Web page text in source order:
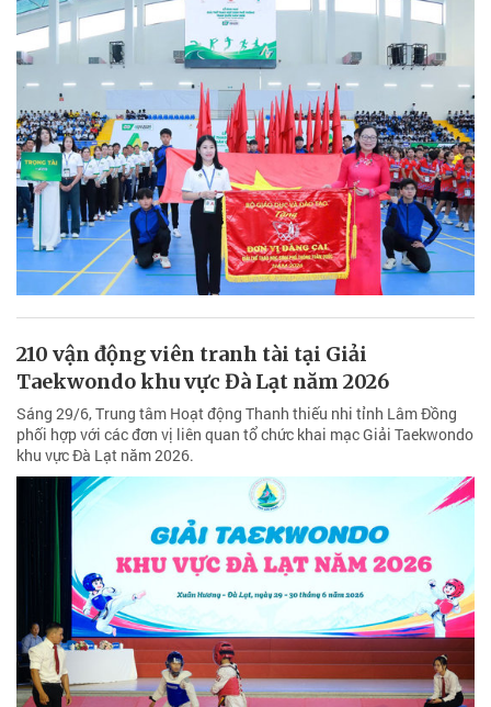
210 vận động viên tranh tài tại Giải
Taekwondo khu vực Đà Lạt năm 2026
Sáng 29/6, Trung tâm Hoạt động Thanh thiếu nhi tỉnh Lâm Đồng
phối hợp với các đơn vị liên quan tổ chức khai mạc Giải Taekwondo
khu vực Đà Lạt năm 2026.